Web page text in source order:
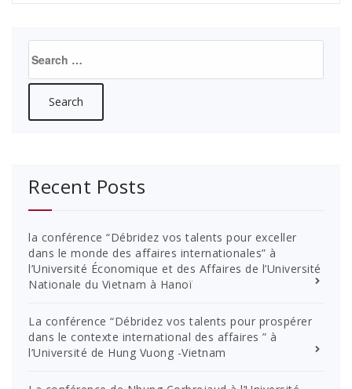
for:
Recent Posts
la conférence “Débridez vos talents pour exceller
dans le monde des affaires internationales” à
l’Université Économique et des Affaires de l’Université
Nationale du Vietnam à Hanoï
La conférence “Débridez vos talents pour prospérer
dans le contexte international des affaires ” à
l’Université de Hung Vuong -Vietnam